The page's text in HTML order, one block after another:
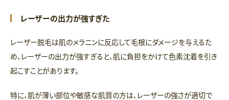
レーザーの出力が強すぎた
レーザー脱毛は肌のメラニンに反応して毛根にダメージを与えるた
め、レーザーの出力が強すぎると、肌に負担をかけて色素沈着を引き
起こすことがあります。
特に、肌が薄い部位や敏感な肌質の方は、レーザーの強さが適切で